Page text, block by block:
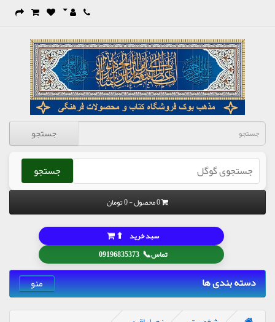
جستجو
جستجو
0 محصول - 0 تومان
تماس📞
09196835373
سبد خرید ⬆
دسته بندی ها منو